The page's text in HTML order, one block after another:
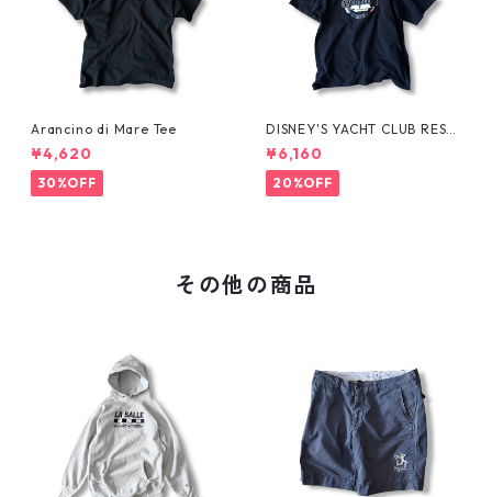
Arancino di Mare Tee
¥4,620
30%OFF
DISNEY'S YACHT CLUB RESO
RT Tee
¥6,160
20%OFF
その他の商品